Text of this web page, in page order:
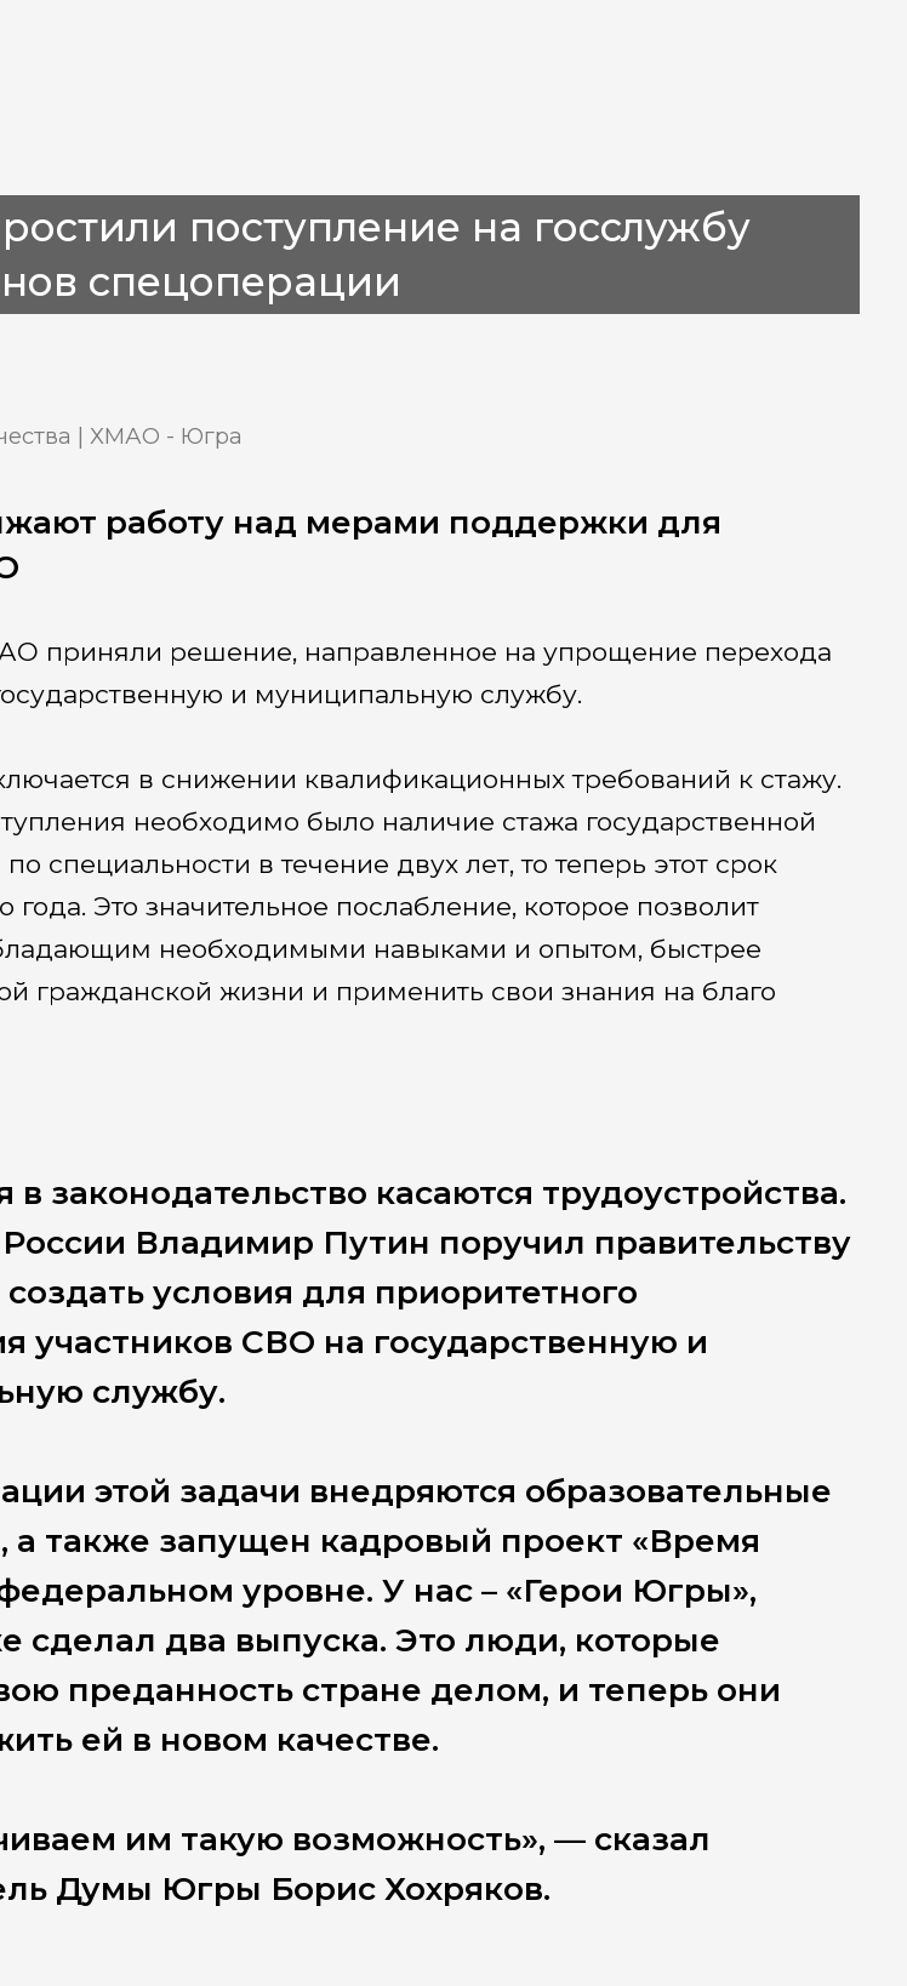
поступление на госслужбу
спецоперации
| ХМАО - Югра
работу над мерами поддержки для
приняли решение, направленное на упрощение перехода
и муниципальную службу.
в снижении квалификационных требований к стажу.
необходимо было наличие стажа государственной
специальности в течение двух лет, то теперь этот срок
Это значительное послабление, которое позволит
необходимыми навыками и опытом, быстрее
гражданской жизни и применить свои знания на благо
законодательство касаются трудоустройства.
Владимир Путин поручил правительству
условия для приоритетного
участников СВО на государственную и
службу.
этой задачи внедряются образовательные
а также запущен кадровый проект «Время
уровне. У нас – «Герои Югры»,
сделал два выпуска. Это люди, которые
преданность стране делом, и теперь они
ей в новом качестве.
им такую возможность», — сказал
Думы Югры Борис Хохряков.